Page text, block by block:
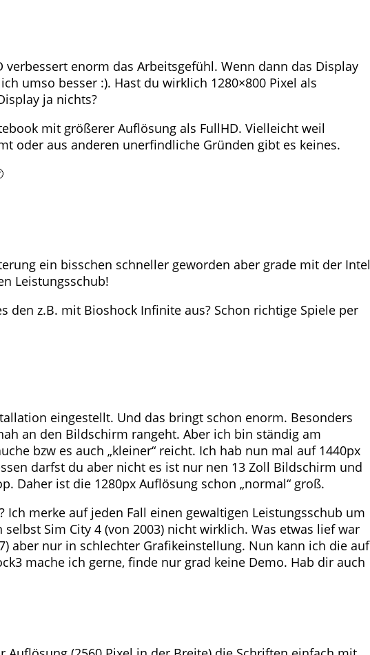
enorm das Arbeitsgefühl. Wenn dann das Display
umso besser :). Hast du wirklich 1280×800 Pixel als
ja nichts?
mit größerer Auflösung als FullHD. Vielleicht weil
oder aus anderen unerfindliche Gründen gibt es keines.
ein bisschen schneller geworden aber grade mit der Intel
Leistungsschub!
den z.B. mit Bioshock Infinite aus? Schon richtige Spiele per
eingestellt. Und das bringt schon enorm. Besonders
an den Bildschirm rangeht. Aber ich bin ständig am
bzw es auch „kleiner“ reicht. Ich hab nun mal auf 1440px
darfst du aber nicht es ist nur nen 13 Zoll Bildschirm und
Daher ist die 1280px Auflösung schon „normal“ groß.
Ich merke auf jeden Fall einen gewaltigen Leistungsschub um
Sim City 4 (von 2003) nicht wirklich. Was etwas lief war
aber nur in schlechter Grafikeinstellung. Nun kann ich die auf
mache ich gerne, finde nur grad keine Demo. Hab dir auch